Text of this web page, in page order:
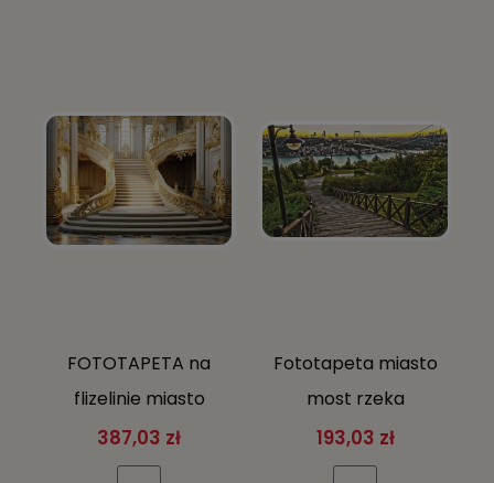
FOTOTAPETA na
flizelinie miasto
SUPER EFEKT 3D
schody +klej gratis
387,03 zł
Fototapeta miasto
most rzeka
fototapety
193,03 zł